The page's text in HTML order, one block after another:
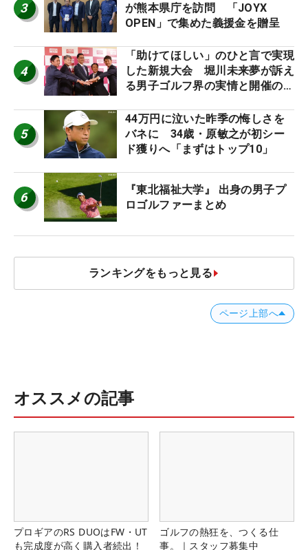
3
が熊本県庁を訪問 「JOYX
OPEN」で集めた義援金を贈呈
4
「助けてほしい」のひと言で実現
した新規大会 堀川未来夢が訴え
る男子ゴルフ界の実情と開催の舞
5
44万円に泣いた昨季の悔しさを
バネに 34歳・原敏之が初シー
ド獲りへ「まずはトップ10」
6
『東北福祉大学』 出身の男子プ
ロゴルファーまとめ
ランキングをもっと見る
ページ上部へ
オススメの記事
プロギアのRS DUOはFW・UT
も完成度が高く購入者続出！
ゴルフの熱狂を、つくる仕
事。｜スタッフ募集中